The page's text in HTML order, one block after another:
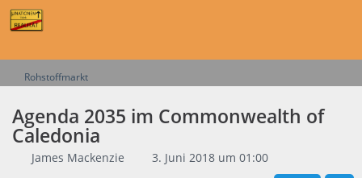
Rohstoffmarkt
Agenda 2035 im Commonwealth of
Caledonia
James Mackenzie 3. Juni 2018 um 01:00